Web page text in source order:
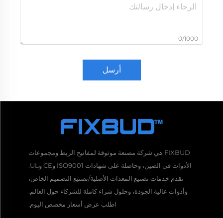
0/1000
أرسل
FIXBUD هي شركة مصنعة موثوقة لمفاتيح الربط ومجموعات
الأدوات في الصين، وحاصلة على شهادات ISO9001 وCE وUL.
نقدم خدمات تصنيع المعدات الأصلية/تصنيع التصميم الخاص،
وأدوات عالية الجودة، وحلول شراء كاملة للشركاء حول العالم.
اطلب عرض أسعار مخصص اليوم.